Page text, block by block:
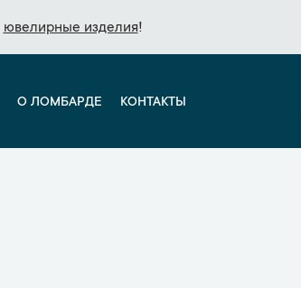
ювелирные изделия!
ювелирные изделия!
О ЛОМБАРДЕ КОНТАКТЫ